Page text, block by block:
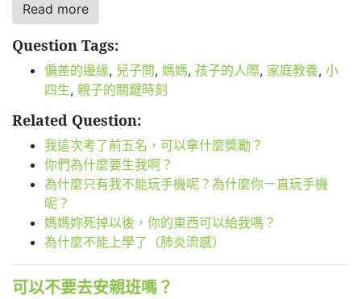
Read more
Question Tags:
偏差的邊緣, 兒子問, 媽媽, 孩子的人際, 家庭教養, 小
四生, 親子的關鍵時刻
Related Question:
我這次考了前五名，可以拿什麼獎勵？
你們為什麼要生我啊？
為什麼只有我不能玩手機呢？為什麼你ㄧ直玩手機
呢？
媽媽妳死掉以後，你的東西可以給我嗎？
為什麼不能上學了（肺炎流感）
可以不要去安親班嗎？